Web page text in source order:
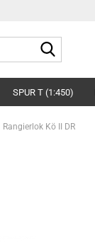
SPUR T (1:450)
Rangierlok Kö II DR